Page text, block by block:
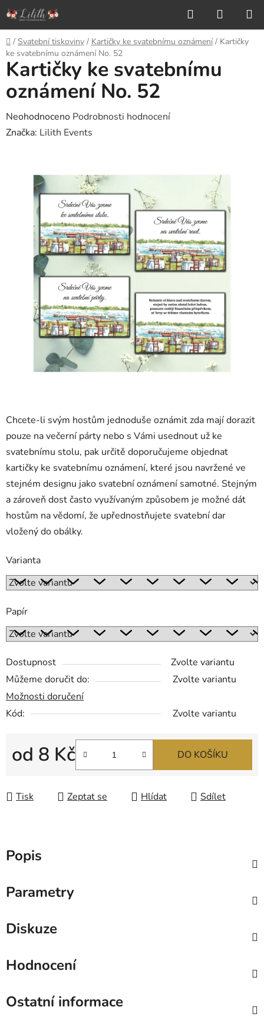
Přejít
na
obsah
Hledat
KOŠÍK
Domů
/ Svatební tiskoviny / Kartičky ke svatebnímu oznámení / Kartičky
ke svatebnímu oznámení No. 52
Chcete-li svým hostům jednoduše oznámit zda mají dorazit
pouze na večerní párty nebo s Vámi usednout už ke
svatebnímu stolu, pak určitě doporučujeme objednat
kartičky ke svatebnímu oznámení, které jsou navržené ve
stejném designu jako svatební oznámení samotné. Stejným
a zároveň dost často využívaným způsobem je možné dát
hostům na vědomí, že upřednostňujete svatební dar
vložený do obálky.
Varianta
Papír
Dostupnost
Zvolte variantu
Můžeme doručit do:
Zvolte variantu
Možnosti doručení
Kód:
Zvolte variantu
od 8 Kč DO KOŠÍKU
Tisk Zeptat se Hlídat Sdílet
Kartičky ke svatebnímu
oznámení No. 52
Průměrné
hodnocení
hvězdiček.
Neohodnoceno Podrobnosti hodnocení
Značka: Lilith Events
Popis
Parametry
Diskuze
Hodnocení
Ostatní informace